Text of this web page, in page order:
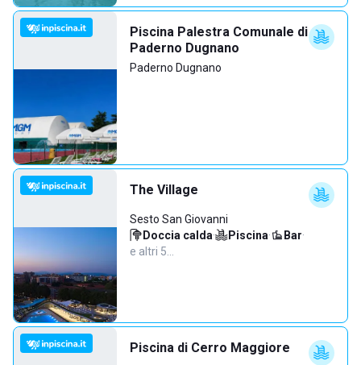
Piscina Palestra Comunale di
Paderno Dugnano
Paderno Dugnano
The Village
Sesto San Giovanni
Doccia calda· Piscina· Bar·
e altri 5…
Piscina di Cerro Maggiore